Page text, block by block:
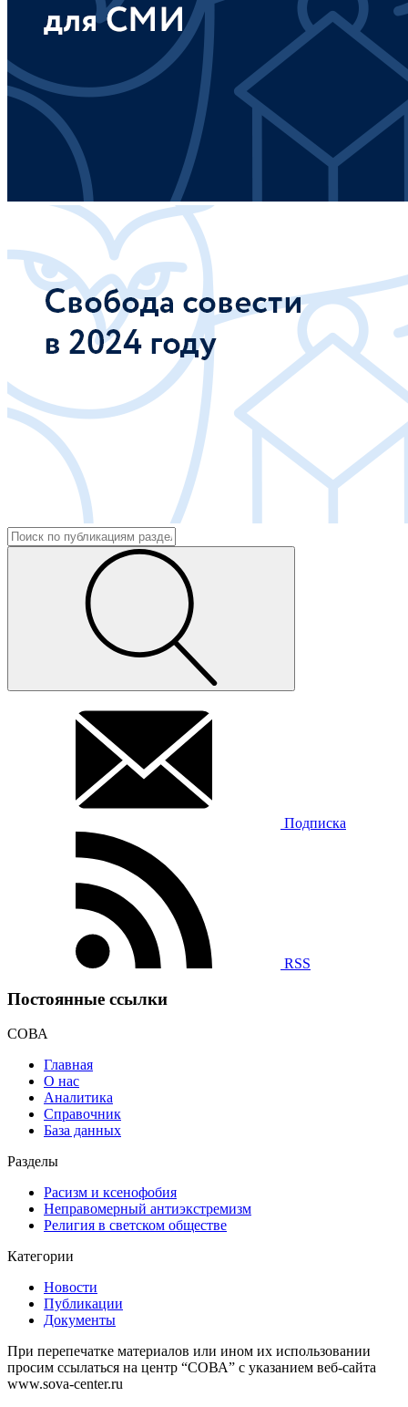
Подписка
RSS
Постоянные ссылки
СОВА
Главная
О нас
Аналитика
Справочник
База данных
Разделы
Расизм и ксенофобия
Неправомерный антиэкстремизм
Религия в светском обществе
Категории
Новости
Публикации
Документы
При перепечатке материалов или ином их использовании
просим ссылаться на центр “СОВА” с указанием веб-сайта
www.sova-center.ru